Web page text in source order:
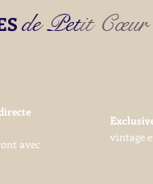
de Petit Cœur
avec
vintage